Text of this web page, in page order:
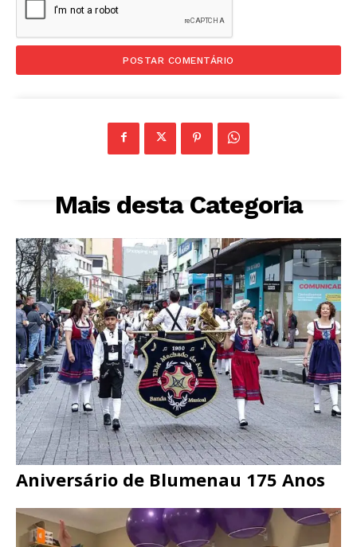
Mais desta Categoria
Aniversário de Blumenau 175 Anos